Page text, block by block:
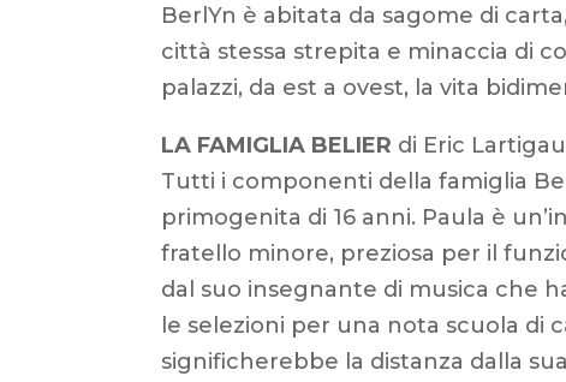
BerlYn è abitata da sagome di
città stessa strepita e minaccia di
palazzi, da est a ovest, la vita
LA FAMIGLIA BELIER di Eric Lartigau
Tutti i componenti della famiglia
primogenita di 16 anni. Paula è
fratello minore, preziosa per il
dal suo insegnante di musica che
le selezioni per una nota scuola di
significherebbe la distanza dalla